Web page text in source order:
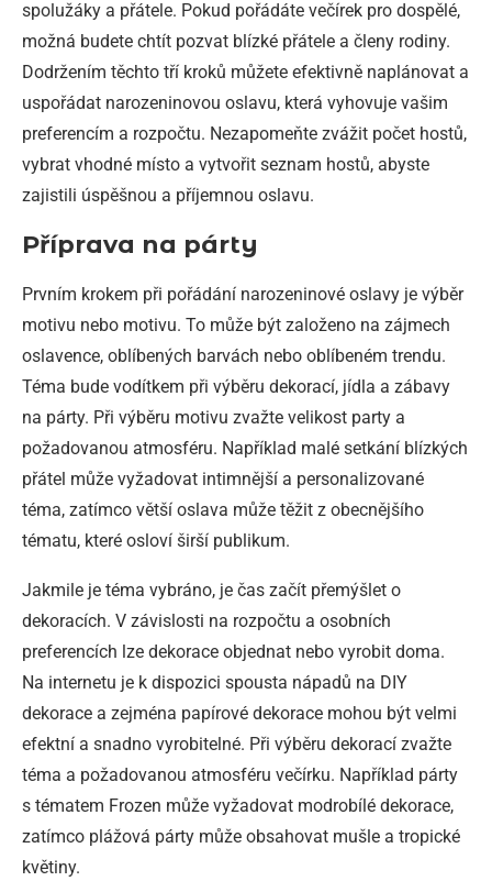
spolužáky a přátele. Pokud pořádáte večírek pro dospělé,
možná budete chtít pozvat blízké přátele a členy rodiny.
Dodržením těchto tří kroků můžete efektivně naplánovat a
uspořádat narozeninovou oslavu, která vyhovuje vašim
preferencím a rozpočtu. Nezapomeňte zvážit počet hostů,
vybrat vhodné místo a vytvořit seznam hostů, abyste
zajistili úspěšnou a příjemnou oslavu.
Příprava na párty
Prvním krokem při pořádání narozeninové oslavy je výběr
motivu nebo motivu. To může být založeno na zájmech
oslavence, oblíbených barvách nebo oblíbeném trendu.
Téma bude vodítkem při výběru dekorací, jídla a zábavy
na párty. Při výběru motivu zvažte velikost party a
požadovanou atmosféru. Například malé setkání blízkých
přátel může vyžadovat intimnější a personalizované
téma, zatímco větší oslava může těžit z obecnějšího
tématu, které osloví širší publikum.
Jakmile je téma vybráno, je čas začít přemýšlet o
dekoracích. V závislosti na rozpočtu a osobních
preferencích lze dekorace objednat nebo vyrobit doma.
Na internetu je k dispozici spousta nápadů na DIY
dekorace a zejména papírové dekorace mohou být velmi
efektní a snadno vyrobitelné. Při výběru dekorací zvažte
téma a požadovanou atmosféru večírku. Například párty
s tématem Frozen může vyžadovat modrobílé dekorace,
zatímco plážová párty může obsahovat mušle a tropické
květiny.